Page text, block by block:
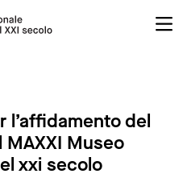
l’affidamento del
Museo
xxi secolo